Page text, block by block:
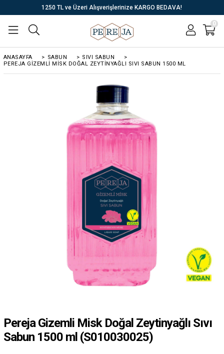
1250 TL ve Üzeri Alışverişlerinize KARGO BEDAVA!
0
ANASAYFA > SABUN > SIVI SABUN
>
PEREJA GIZEMLI MISK DOĞAL ZEYTINYAĞLI SIVI SABUN 1500 ML
Pereja Gizemli Misk Doğal Zeytinyağlı Sıvı
Sabun 1500 ml (S010030025)